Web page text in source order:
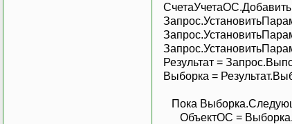
Результат =
Выборка =
Пока
ОбъектОС =